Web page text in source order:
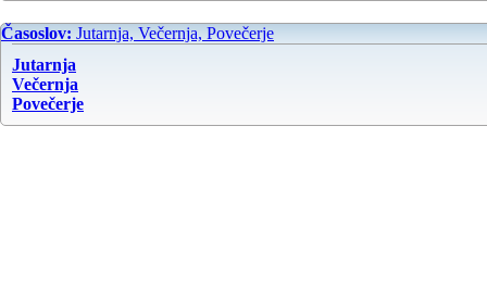
Časoslov: Jutarnja, Večernja, Povečerje
Jutarnja
Večernja
Povečerje